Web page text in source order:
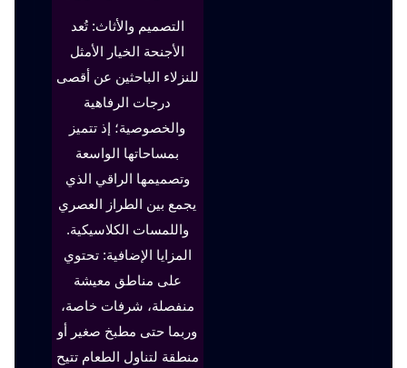
التصميم والأثاث: تُعد
الأجنحة الخيار الأمثل
للنزلاء الباحثين عن أقصى
درجات الرفاهية
والخصوصية؛ إذ تتميز
بمساحاتها الواسعة
وتصميمها الراقي الذي
يجمع بين الطراز العصري
واللمسات الكلاسيكية.
المزايا الإضافية: تحتوي
على مناطق معيشة
منفصلة، شرفات خاصة،
وربما حتى مطبخ صغير أو
منطقة لتناول الطعام تتيح